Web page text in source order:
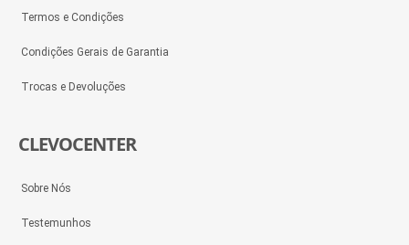
Termos e Condições
Condições Gerais de Garantia
Trocas e Devoluções
CLEVOCENTER
Sobre Nós
Testemunhos